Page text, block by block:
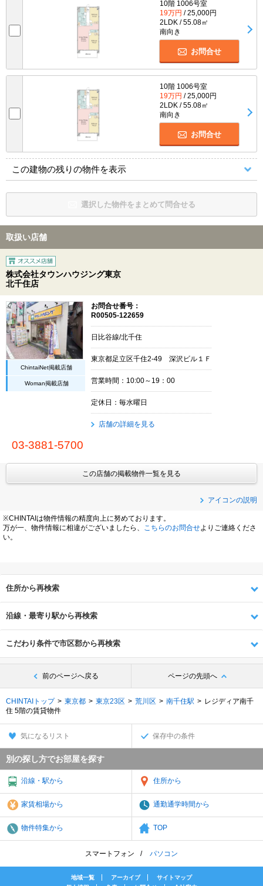
10階 1006号室
19万円 / 25,000円
2LDK / 55.08㎡
南向き
お問合せ
10階 1006号室
19万円 / 25,000円
2LDK / 55.08㎡
南向き
お問合せ
この建物の残りの物件を表示
選択した物件をまとめて問合せる
取扱い店舗
株式会社タウンハウジング東京
北千住店
ChintaiNet掲載店舗
Woman掲載店舗
お問合せ番号：
R00505-122659
日比谷線/北千住
東京都足立区千住2-49 深沢ビル１Ｆ
営業時間：10:00～19：00
定休日：毎水曜日
店舗の詳細を見る
03-3881-5700
この店舗の掲載物件一覧を見る
アイコンの説明
※CHINTAIは物件情報の精度向上に努めております。
万が一、物件情報に相違がございましたら、
こちらのお問合せよりご連絡くださ
い。
住所から再検索
沿線・最寄り駅から再検索
こだわり条件で市区郡から再検索
前のページへ戻る ページの先頭へ
CHINTAIトップ 東京都 東京23区 荒川区 南千住駅
レジディア南千
住 5階の賃貸物件
気になるリスト 保存中の条件
別の探し方でお部屋を探す
沿線・駅から 住所から
家賃相場から 通勤通学時間から
物件特集から TOP
スマートフォン パソコン
地域一覧 アーカイブ
サイトマップ